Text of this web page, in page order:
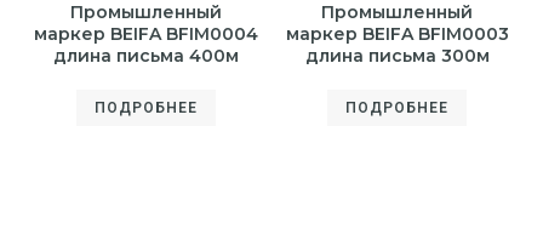
Промышленный
маркер BEIFA BFIM0004
длина письма 400м
ПОДРОБНЕЕ
Промышленный
маркер BEIFA BFIM0003
длина письма 300м
ПОДРОБНЕЕ